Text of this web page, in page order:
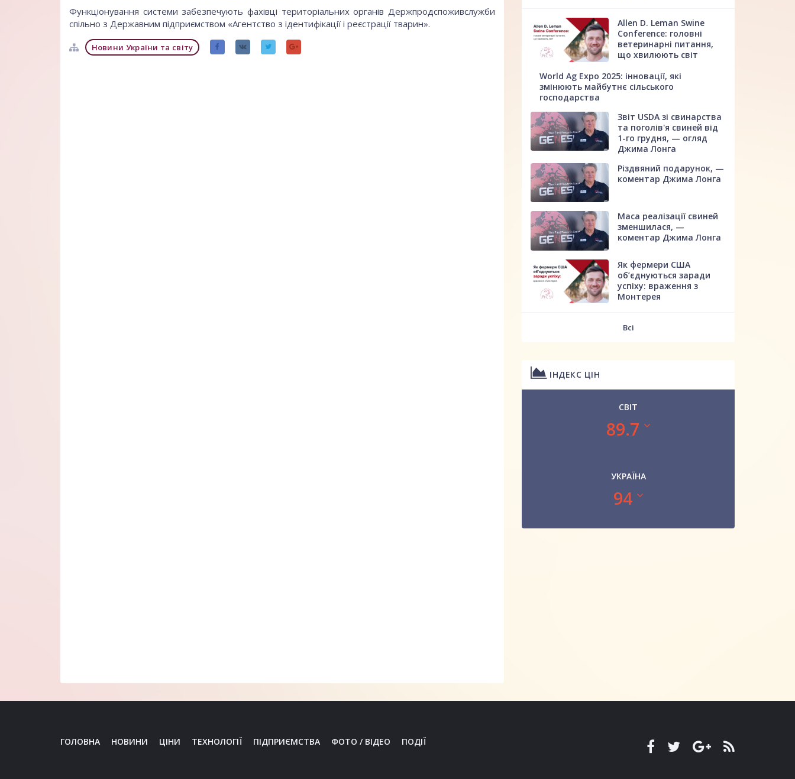
Функціонування системи забезпечують фахівці територіальних органів Держпродспоживслужби
спільно з Державним підприємством «Агентство з ідентифікації і реєстрації тварин».
Новини України та світу
Allen D. Leman Swine
Conference: головні
ветеринарні питання,
що хвилюють світ
World Ag Expo 2025: інновації, які
змінюють майбутнє сільського
господарства
Звіт USDA зі свинарства
та поголів'я свиней від
1-го грудня, — огляд
Джима Лонга
Різдвяний подарунок, —
коментар Джима Лонга
Маса реалізації свиней
зменшилася, —
коментар Джима Лонга
Як фермери США
об’єднуються заради
успіху: враження з
Монтерея
Всі
ІНДЕКС ЦІН
СВІТ
89.7
УКРАЇНА
94
ГОЛОВНА НОВИНИ ЦІНИ ТЕХНОЛОГІЇ ПІДПРИЄМСТВА ФОТО / ВІДЕО ПОДІЇ